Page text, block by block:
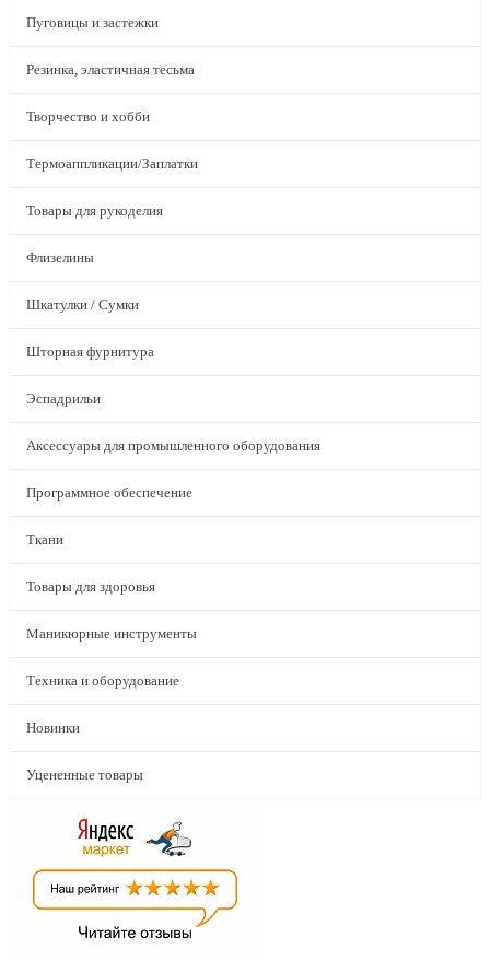
Пуговицы и застежки
Резинка, эластичная тесьма
Творчество и хобби
Термоаппликации/Заплатки
Товары для рукоделия
Флизелины
Шкатулки / Сумки
Шторная фурнитура
Эспадрильи
Аксессуары для промышленного оборудования
Программное обеспечение
Ткани
Товары для здоровья
Маникюрные инструменты
Техника и оборудование
Новинки
Уцененные товары